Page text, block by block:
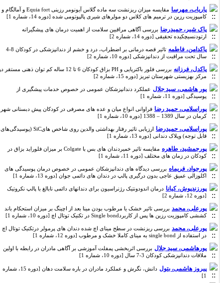
پاریاب، مهرسا
مقایسه میزان ریزنشت سه ماده گلاس آیونومر رزینی Equia fort و آمالگام و
کامپوزیت رزین در ترمیم های کلاس دو مولرهای شیری پالپوتومی شده [دوره 14، شماره 1]
پاک شیر، حمیدرضا بررسی آگاهی مراقبین سلامت از اهمیت درمان های پیشگیرانه
ارتودنسیچکیده تحقیقی [دوره 14، شماره 2]
پاکدامن، فاطمه
تاثیر قصه درمانی بر اضطراب، درد و خشم از دندانپزشکی در کودکان 8-4
سال تحت مراقبت از دندانپزشکی [دوره 10، شماره 2]
پاکدل، فرزانه
بررسی فلور باکتریایی و PH بزاق کودکان 6 تا 12 ساله کم توان ذهنی مستقر در
مرکز بهزیستی شهرستان تبریز [دوره 15، شماره 2]
پور هاشمی، سید جلال عملکرد دندانپزشکان عمومی در خصوص خدمات پیشگیری از
پوسیدگی [دوره 11، شماره 1]
پوراسلامی، حمید رضا فراوانی انواع میان و عده های مصرفی در کودکان پیش دبستانی شهر
کرمان در سال 1389 – 1388 [دوره 10، شماره 1]
پوراسلامی، حمیدرضا
ارزیابی تاثیر رفتار بهداشتی والدین روی شاخص هایSiC (پوسیدگی‌های
قابل توجه) وپلاک دندانی [دوره 13، شماره 1]
پورجمشید، طاهره
مقایسه تاثیر خمیردندان های بس با Colgate بر میزان فلوراید بزاق در
کودکان در زمان های مختلف [دوره 11، شماره 1]
پورجواد، فریماه بررسی دیدگاه های دندانپزشکان عمومی در خصوص درمان پوسیدگی های
اکلوزالی عمیق عاجی بدون درگیری پالپ در دندان های دائمی جوان [دوره 13، شماره 1]
پورزندپوش، کیانا درمان اندودونتیک رژنراسیون برای دندانهای دائمی نابالغ با پالپ نکروتیک
[دوره 12، شماره 2]
پورعلی، محمد بررسی تاثیر خشک یا مرطوب بودن مینا بعد از اچینگ بر میزان استحکام باند
کششی کامپوزیت رزین ها پس از کاربردSingle bond در تکنیک توتال اچ [دوره 10، شماره 1]
پورعلی، محمد بررسی ریزنشت در سطح مینای اچ شده دندان های پرمولر درتکنیک توتال اچ
در استفاده از single bond به مینای کاملا خشک و مرطوب [دوره 12، شماره 1]
پورهاشمی، سید جلال بررسی اثربخشی پمفلت آموزشی بر آگاهی مادران در رابطه با اولین
ملاقات دندانپزشکی کودکان 3-7 سال [دوره 10، شماره 1]
پیروز هاشمی، بتول
دانش، نگرش و عملکرد مادران در باره سلامت دهان [دوره 15، شماره
1]